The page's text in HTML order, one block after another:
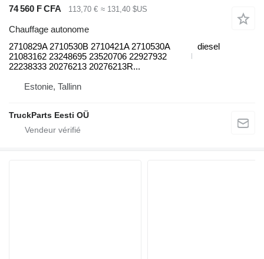
74 560 F CFA 113,70 € ≈ 131,40 $US
Chauffage autonome
2710829A 2710530B 2710421A 2710530A
21083162 23248695 23520706 22927932
22238333 20276213 20276213R...
diesel
Estonie, Tallinn
TruckParts Eesti OÜ